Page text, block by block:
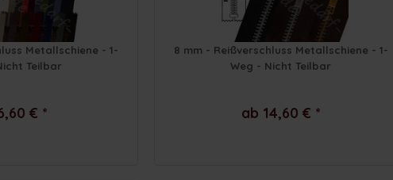
Metallschiene - 1-
Teilbar
€ *
8 mm - Reißverschluss Metallschiene - 1-
Weg - Nicht Teilbar
ab 14,60 € *